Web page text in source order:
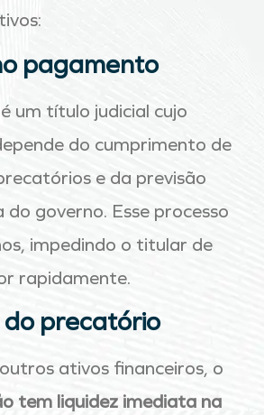
pagamento
um título judicial cujo
do cumprimento de
e da previsão
governo. Esse processo
impedindo o titular de
rapidamente.
precatório
ativos financeiros, o
tem liquidez imediata na